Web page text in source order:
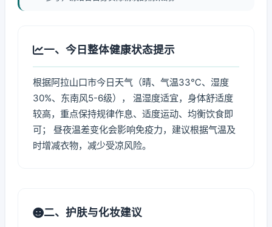
一、今日整体健康状态提示
根据阿拉山口市今日天气（晴、气温33℃、湿度
30%、东南风5-6级）， 温湿度适宜，身体舒适度
较高，重点保持规律作息、适度运动、均衡饮食即
可； 昼夜温差变化会影响免疫力，建议根据气温及
时增减衣物，减少受凉风险。
二、护肤与化妆建议